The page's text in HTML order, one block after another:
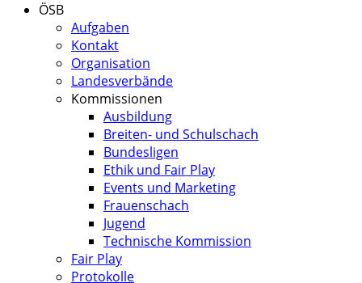
ÖSB
Aufgaben
Kontakt
Organisation
Landesverbände
Kommissionen
Ausbildung
Breiten- und Schulschach
Bundesligen
Ethik und Fair Play
Events und Marketing
Frauenschach
Jugend
Technische Kommission
Fair Play
Protokolle